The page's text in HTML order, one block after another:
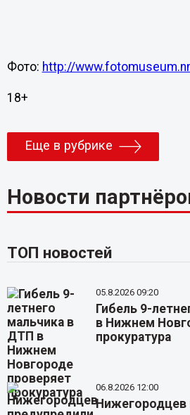
Фото: http://
18+
Еще в рубрике
Новости
ТОП новостей
05.8.2026 09:20
Гибель 9-
в Нижнем
прокуратура
06.8.2026 12:00
Нижегородцев